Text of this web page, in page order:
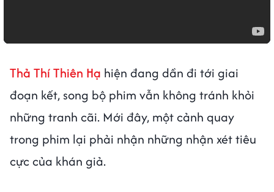
Thả Thí Thiên Hạ hiện đang dần đi tới giai
đoạn kết, song bộ phim vẫn không tránh khỏi
những tranh cãi. Mới đây, một cảnh quay
trong phim lại phải nhận những nhận xét tiêu
cực của khán giả.